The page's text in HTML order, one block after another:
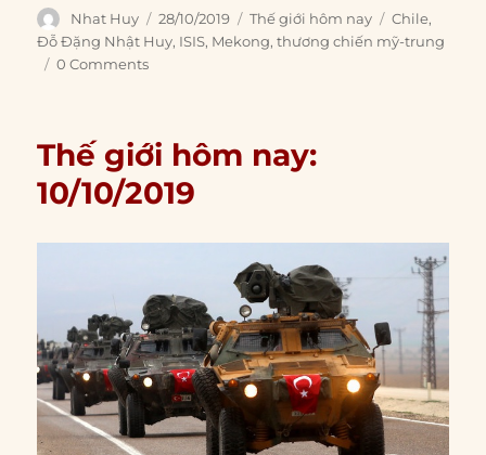
Author
Nhat Huy
Posted
on
28/10/2019 Categories
Thế giới hôm nay Tags
Chile,
Đỗ Đặng Nhật Huy, ISIS, Mekong,thương chiến mỹ-trung
0 Comments
Thế giới hôm nay:
10/10/2019